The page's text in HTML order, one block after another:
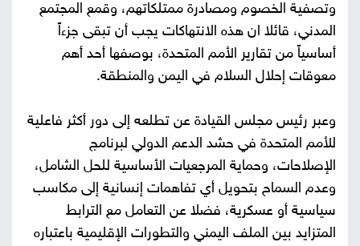
وتصفية الخصوم ومصادرة ممتلكاتهم، وقمع المجتمع
المدني، قائلا ان هذه الانتهاكات يجب أن تبقى جزءاً
أساسياً من تقارير الأمم المتحدة، بوصفها أحد أهم
معوقات إحلال السلام في اليمن والمنطقة.
وعبر رئيس مجلس القيادة عن تطلعه إلى دور أكثر فاعلية
للأمم المتحدة في حشد الدعم الدولي لبرنامج
الإصلاحات، وحماية المرجعيات الأساسية للحل الشامل،
وعدم السماح بتحويل أي تفاهمات إنسانية إلى مكاسب
سياسية أو عسكرية، فضلا عن التعامل مع الترابط
المتزايد بين الملف اليمني والتطورات الإقليمية باعتباره